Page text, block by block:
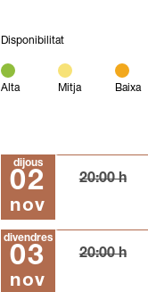
Disponibilitat
Alta Mitja Baixa
dijous
02
nov
20:00 h
divendres
03
nov
20:00 h